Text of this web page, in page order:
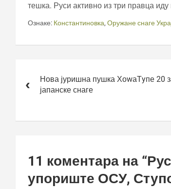
тешка. Руси активно из три правца иду
Ознаке: Константиновка, Оружане снаге
чланкаНова јуришна пушка ХоwаТyпе 20
јапанске снаге
11 коментара на “
упориште ОСУ,